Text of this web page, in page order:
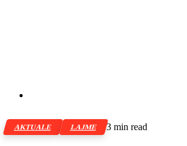
AKTUALE LAJME 3 min read